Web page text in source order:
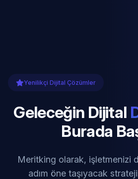
Yenilikçi Dijital Çözümler
Geleceğin Dijital
Burada
Meritking olarak, işletmenizi
adım öne taşıyacak